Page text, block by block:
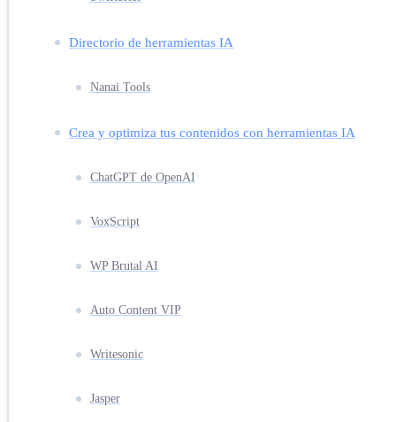
Directorio de herramientas IA
Nanai Tools
Crea y optimiza tus contenidos con herramientas IA
ChatGPT de OpenAI
VoxScript
WP Brutal AI
Auto Content VIP
Writesonic
Jasper